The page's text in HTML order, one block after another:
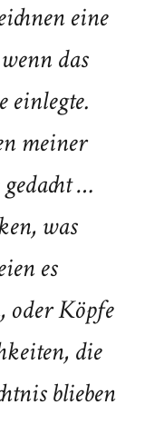
eine
das
einlegte.
meiner
…
was
es
oder Köpfe
die
blieben